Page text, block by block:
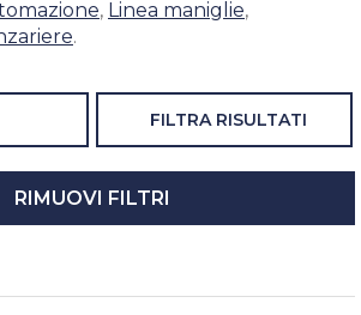
, Linea maniglie,
.
FILTRA RISULTATI
RIMUOVI FILTRI